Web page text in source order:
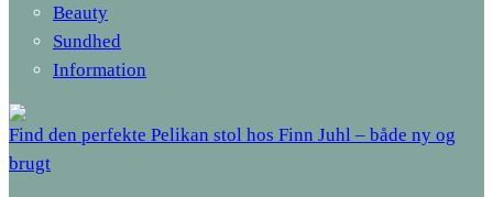
Beauty
Sundhed
Information
Find den perfekte Pelikan stol hos Finn Juhl – både ny og
brugt